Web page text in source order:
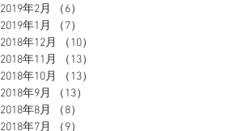
2019年2月
（6）
2019年1月
（7）
2018年12月
（10）
2018年11月
（13）
2018年10月
（13）
2018年9月
（13）
2018年8月
（8）
2018年7月
（9）